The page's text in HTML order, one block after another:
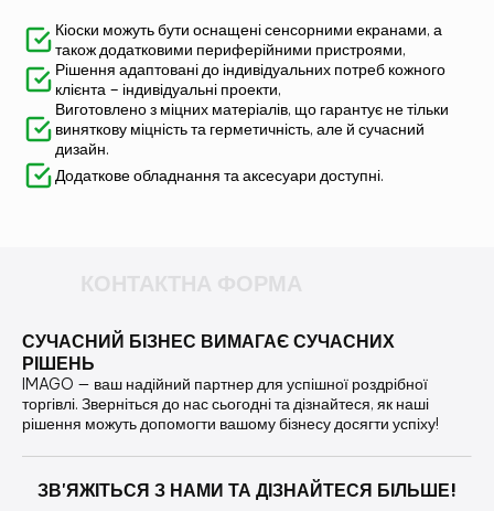
Кіоски можуть бути оснащені сенсорними екранами, а
також додатковими периферійними пристроями,
Рішення адаптовані до індивідуальних потреб кожного
клієнта – індивідуальні проекти,
Виготовлено з міцних матеріалів, що гарантує не тільки
виняткову міцність та герметичність, але й сучасний
дизайн.
Додаткове обладнання та аксесуари доступні.
СУЧАСНИЙ БІЗНЕС ВИМАГАЄ СУЧАСНИХ
РІШЕНЬ
IMAGO — ваш надійний партнер для успішної роздрібної
торгівлі. Зверніться до нас сьогодні та дізнайтеся, як наші
рішення можуть допомогти вашому бізнесу досягти успіху!
ЗВ'ЯЖІТЬСЯ З НАМИ ТА ДІЗНАЙТЕСЯ БІЛЬШЕ!